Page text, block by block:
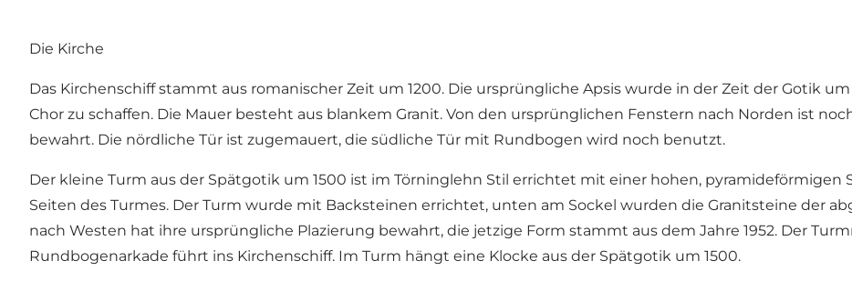
Die Kirche
Das Kirchenschiff stammt aus romanischer Zeit um 1200. Die ursprüngliche Apsis wurde in der Zeit der Gotik
Chor zu schaffen. Die Mauer besteht aus blankem Granit. Von den ursprünglichen Fenstern nach Norden ist
bewahrt. Die nördliche Tür ist zugemauert, die südliche Tür mit Rundbogen wird noch benutzt.
Der kleine Turm aus der Spätgotik um 1500 ist im Törninglehn Stil errichtet mit einer hohen, pyramideförmigen
Seiten des Turmes. Der Turm wurde mit Backsteinen errichtet, unten am Sockel wurden die Granitsteine der
nach Westen hat ihre ursprüngliche Plazierung bewahrt, die jetzige Form stammt aus dem Jahre 1952. Der
Rundbogenarkade führt ins Kirchenschiff. Im Turm hängt eine Klocke aus der Spätgotik um 1500.